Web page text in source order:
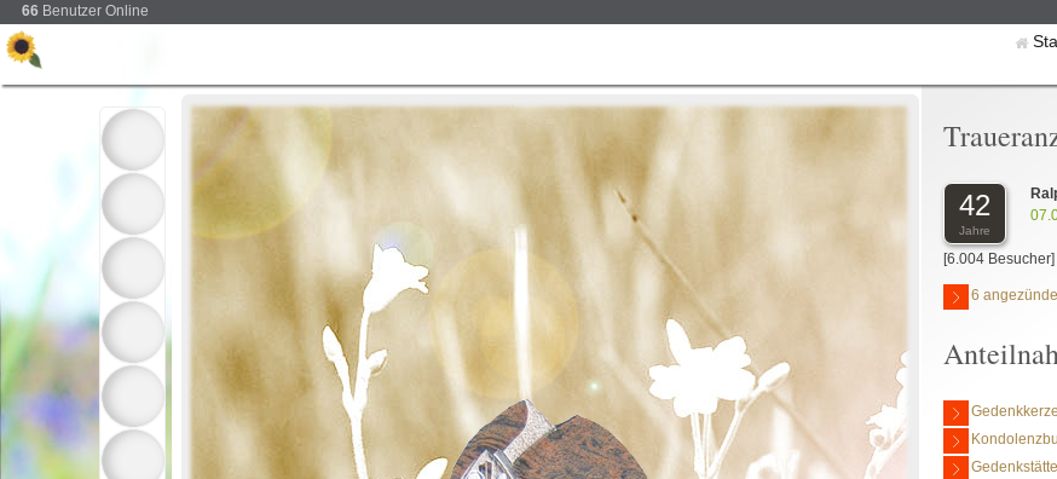
66 Benutzer Online
42
Jahre
[6.004 Besucher]
6